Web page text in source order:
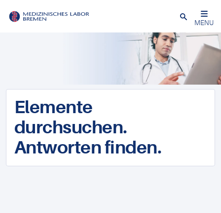
Schließen
MENU
Elemente
durchsuchen.
Antworten finden.